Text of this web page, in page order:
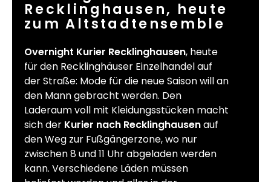
Recklinghausen, heute
zum Altstadtensemble
Overnight Kurier Recklinghausen, heute
für den Recklinghäuser Einzelhandel auf
der Straße: Mode für die neue Saison will an
den Mann gebracht werden. Den
Laderaum voll mit Kleidungsstücken macht
sich der Kurier nach Recklinghausenauf
den Weg zur Fußgängerzone, wo nur
zwischen 8 und 11 Uhr abgeladen werden
kann. Verschiedene Läden müssen